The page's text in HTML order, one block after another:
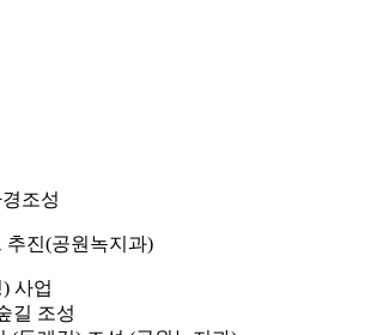
조성
추진(공원녹지과)
사업
길 조성